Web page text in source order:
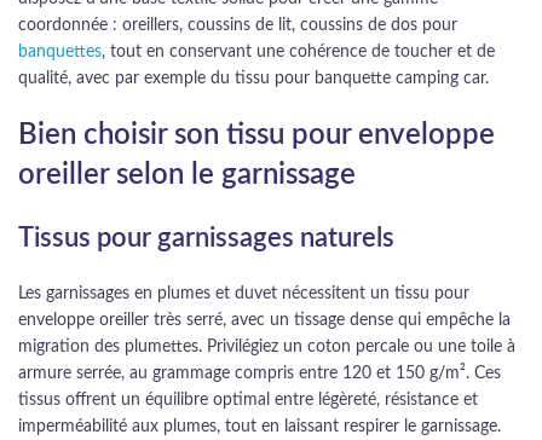
coordonnée : oreillers, coussins de lit, coussins de dos pour
banquettes, tout en conservant une cohérence de toucher et de
qualité, avec par exemple du tissu pour banquette camping car.
Bien choisir son tissu pour enveloppe
oreiller selon le garnissage
Tissus pour garnissages naturels
Les garnissages en plumes et duvet nécessitent un tissu pour
enveloppe oreiller très serré, avec un tissage dense qui empêche la
migration des plumettes. Privilégiez un coton percale ou une toile à
armure serrée, au grammage compris entre 120 et 150 g/m². Ces
tissus offrent un équilibre optimal entre légèreté, résistance et
imperméabilité aux plumes, tout en laissant respirer le garnissage.